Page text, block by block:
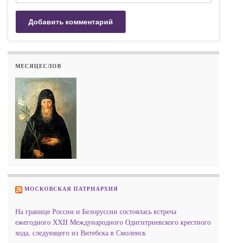
МЕСЯЦЕСЛОВ
МОСКОВСКАЯ ПАТРИАРХИЯ
На границе России и Белоруссии состоялась встреча
ежегодного XXII Международного Одигитриевского крестного
хода, следующего из Витебска в Смоленск